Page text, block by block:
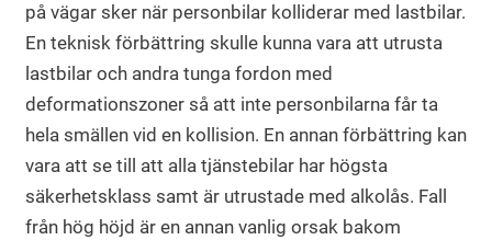
på vägar sker när personbilar kolliderar med lastbilar.
En teknisk förbättring skulle kunna vara att utrusta
lastbilar och andra tunga fordon med
deformationszoner så att inte personbilarna får ta
hela smällen vid en kollision. En annan förbättring kan
vara att se till att alla tjänstebilar har högsta
säkerhetsklass samt är utrustade med alkolås. Fall
från hög höjd är en annan vanlig orsak bakom